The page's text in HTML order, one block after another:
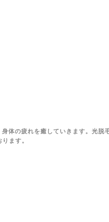
体の疲れを癒していきます。光脱
ます。